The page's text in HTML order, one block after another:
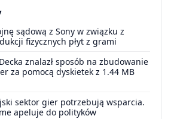
sądową z Sony w związku z
fizycznych płyt z grami
znalazł sposób na zbudowanie
za pomocą dyskietek z 1.44 MB
sektor gier potrzebują wsparcia.
apeluje do polityków